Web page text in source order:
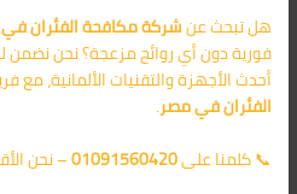
هل تبحث عنشركة مكافحة الفئران
فورية دون أي روائح مزعجة؟ نحن نضمن
أحدث الأجهزة والتقنيات
الفئران في مصر.
📞 كلمنا على01091560420– نحن